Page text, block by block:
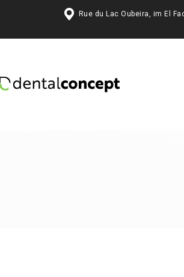
Rue du Lac Oubeira, im El